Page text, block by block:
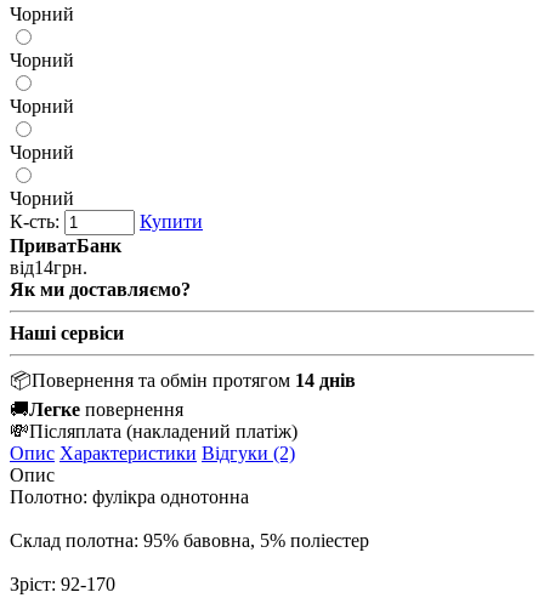
Чорний
Чорний
Чорний
Чорний
Чорний
К-сть:
Купити
ПриватБанк
від14грн.
Як ми доставляємо?
Наші сервіси
📦Повернення та обмін протягом 14 днів
🚚Легке повернення
💸Післяплата (накладений платіж)
Опис Характеристики Відгуки (2)
Опис
Полотно: фулікра однотонна
Склад полотна: 95% бавовна, 5% поліестер
Зріст: 92-170